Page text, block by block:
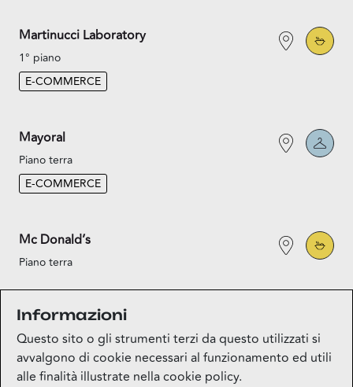
Martinucci Laboratory
1° piano
E-COMMERCE
Mayoral
Piano terra
E-COMMERCE
Mc Donald’s
Piano terra
Medi-market
Piano terra
Informazioni
Questo sito o gli strumenti terzi da questo utilizzati si
avvalgono di cookie necessari al funzionamento ed utili
alle finalità illustrate nella cookie policy.